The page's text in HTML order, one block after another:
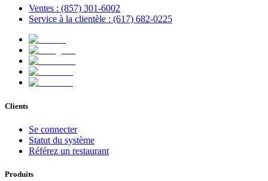
Ventes : (857) 301-6002
Service à la clientèle : (617) 682-0225
Clients
Se connecter
Statut du système
Référez un restaurant
Produits